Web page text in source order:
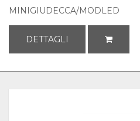
MINIGIUDECCA/MODLED
DETTAGLI